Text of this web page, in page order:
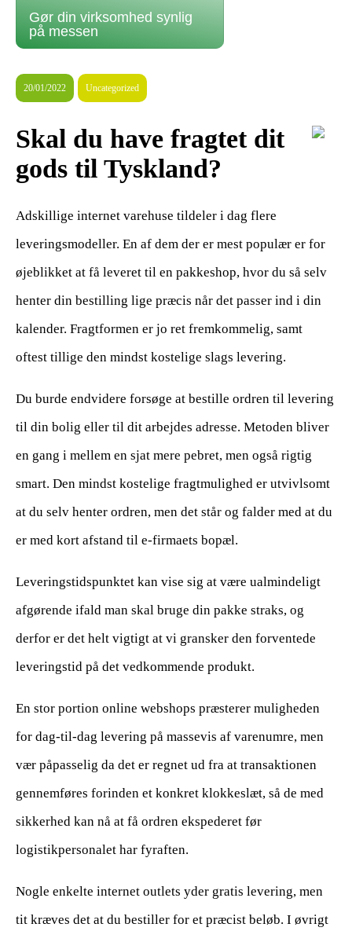
Gør din virksomhed synlig
på messen
20/01/2022 Uncategorized
Skal du have fragtet dit
gods til Tyskland?
Adskillige internet varehuse tildeler i dag flere
leveringsmodeller. En af dem der er mest populær er for
øjeblikket at få leveret til en pakkeshop, hvor du så selv
henter din bestilling lige præcis når det passer ind i din
kalender. Fragtformen er jo ret fremkommelig, samt
oftest tillige den mindst kostelige slags levering.
Du burde endvidere forsøge at bestille ordren til levering
til din bolig eller til dit arbejdes adresse. Metoden bliver
en gang i mellem en sjat mere pebret, men også rigtig
smart. Den mindst kostelige fragtmulighed er utvivlsomt
at du selv henter ordren, men det står og falder med at du
er med kort afstand til e-firmaets bopæl.
Leveringstidspunktet kan vise sig at være ualmindeligt
afgørende ifald man skal bruge din pakke straks, og
derfor er det helt vigtigt at vi gransker den forventede
leveringstid på det vedkommende produkt.
En stor portion online webshops præsterer muligheden
for dag-til-dag levering på massevis af varenumre, men
vær påpasselig da det er regnet ud fra at transaktionen
gennemføres forinden et konkret klokkeslæt, så de med
sikkerhed kan nå at få ordren ekspederet før
logistikpersonalet har fyraften.
Nogle enkelte internet outlets yder gratis levering, men
tit kræves det at du bestiller for et præcist beløb. I øvrigt